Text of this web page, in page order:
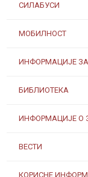
СИЛАБУСИ
МОБИЛНОСТ
ИНФОРМАЦИЈЕ
БИБЛИОТЕКА
ИНФОРМАЦИЈЕ О
ВЕСТИ
КОРИСНЕ